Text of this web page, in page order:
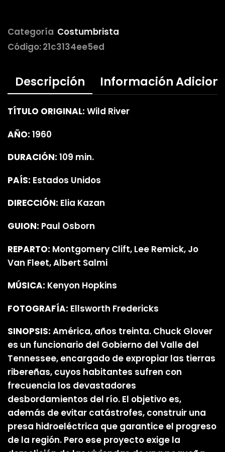
Categoría Costumbrista
Código:21c3134ee5ed
Descripción Información
TÍTULO ORIGINAL: Wild River
AÑO: 1960
DURACIÓN: 109 min.
PAÍS: Estados Unidos
DIRECCIÓN: Elia Kazan
GUION: Paul Osborn
REPARTO: Montgomery Clift, Lee Remick, Jo
Van Fleet, Albert Salmi
MÚSICA: Kenyon Hopkins
FOTOGRAFÍA: Ellsworth Fredericks
SINOPSIS: América, años treinta. Chuck Glover
es un funcionario del Gobierno del Valle del
Tennessee, encargado de expropiar las tierras
ribereñas, cuyos habitantes sufren con
frecuencia los devastadores
desbordamientos del río. El objetivo es,
además de evitar catástrofes, construir una
presa hidroeléctrica que garantice el progreso
de la región. Pero ese proyecto exige la